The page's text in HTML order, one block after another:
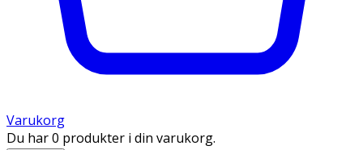
Varukorg
Du har 0 produkter i din varukorg.